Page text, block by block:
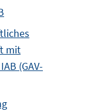
mit
(GAV-